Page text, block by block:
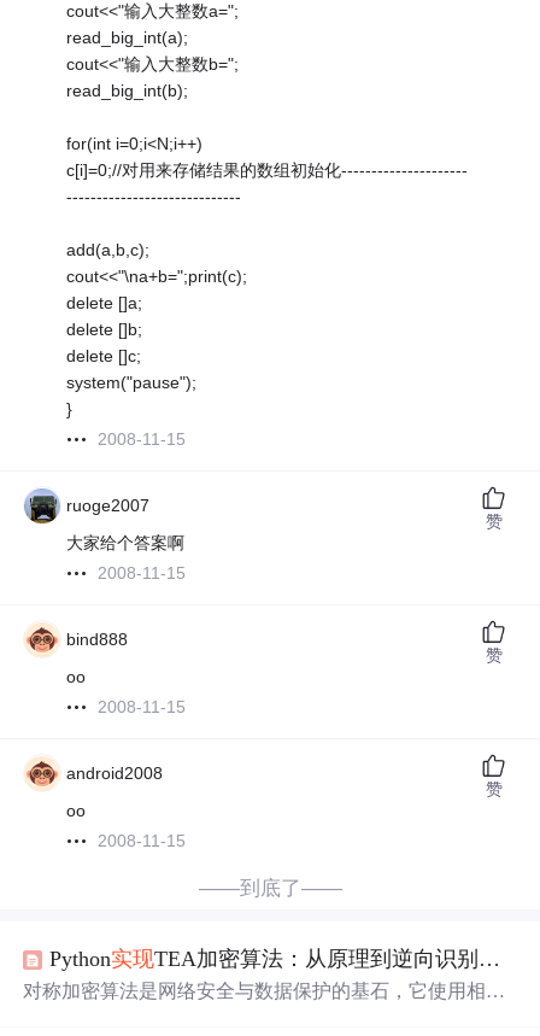
cout<<"输入大整数a=";
read_big_int(a);
cout<<"输入大整数b=";
read_big_int(b);
for(int i=0;i<N;i++)
c[i]=0;//对用来存储结果的数组初始化---------------------
-----------------------------
add(a,b,c);
cout<<"\na+b=";print(c);
delete []a;
delete []b;
delete []c;
system("pause");
}
2008-11-15
ruoge2007
大家给个答案啊
2008-11-15
赞
bind888
oo
2008-11-15
赞
android2008
oo
2008-11-15
赞
——到底了——
Python实现TEA加密算法：从原理到逆向识别的实战指南
对称加密算法是网络安全与数据保护的基石，它使用相同